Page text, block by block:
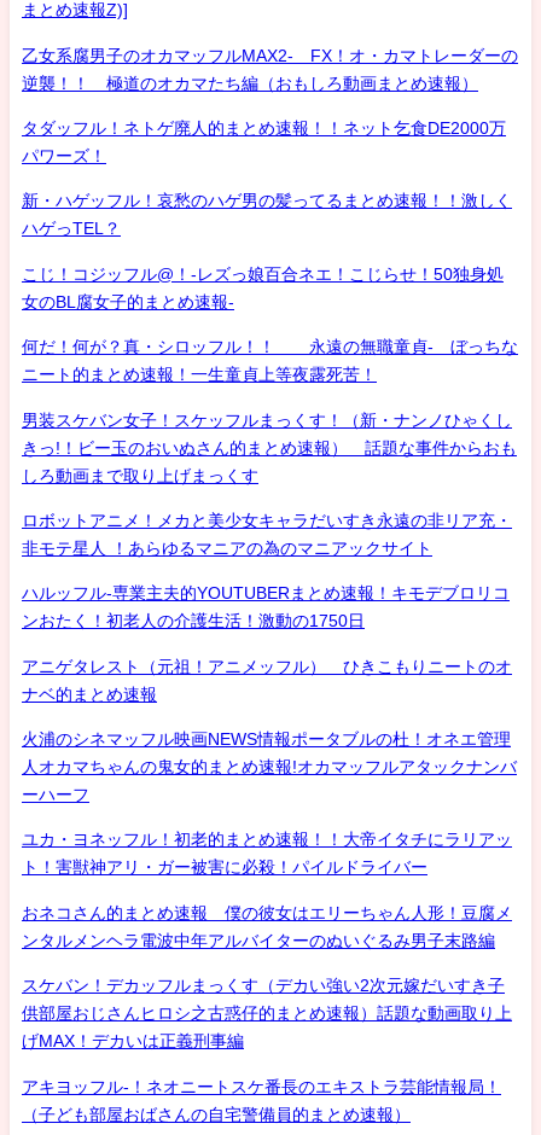
まとめ速報Z)]
乙女系腐男子のオカマッフルMAX2- FX！オ・カマトレーダーの
逆襲！！ 極道のオカマたち編（おもしろ動画まとめ速報）
タダッフル！ネトゲ廃人的まとめ速報！！ネット乞食DE2000万
パワーズ！
新・ハゲッフル！哀愁のハゲ男の髪ってるまとめ速報！！激しく
ハゲっTEL？
こじ！コジッフル@！-レズっ娘百合ネエ！こじらせ！50独身処
女のBL腐女子的まとめ速報-
何だ！何が？真・シロッフル！！ 永遠の無職童貞- ぼっちな
ニート的まとめ速報！一生童貞上等夜露死苦！
男装スケバン女子！スケッフルまっくす！（新・ナンノひゃくし
きっ!！ビー玉のおいぬさん的まとめ速報） 話題な事件からおも
しろ動画まで取り上げまっくす
ロボットアニメ！メカと美少女キャラだいすき永遠の非リア充・
非モテ星人 ！あらゆるマニアの為のマニアックサイト
ハルッフル-専業主夫的YOUTUBERまとめ速報！キモデブロリコ
ンおたく！初老人の介護生活！激動の1750日
アニゲタレスト（元祖！アニメッフル） ひきこもりニートのオ
ナベ的まとめ速報
火浦のシネマッフル映画NEWS情報ポータブルの杜！オネエ管理
人オカマちゃんの鬼女的まとめ速報!オカマッフルアタックナンバ
ーハーフ
ユカ・ヨネッフル！初老的まとめ速報！！大帝イタチにラリアッ
ト！害獣神アリ・ガー被害に必殺！パイルドライバー
おネコさん的まとめ速報 僕の彼女はエリーちゃん人形！豆腐メ
ンタルメンヘラ電波中年アルバイターのぬいぐるみ男子末路編
スケバン！デカッフルまっくす（デカい強い2次元嫁だいすき子
供部屋おじさんヒロシ之古惑仔的まとめ速報）話題な動画取り上
げMAX！デカいは正義刑事編
アキヨッフル-！ネオニートスケ番長のエキストラ芸能情報局！
（子ども部屋おばさんの自宅警備員的まとめ速報）